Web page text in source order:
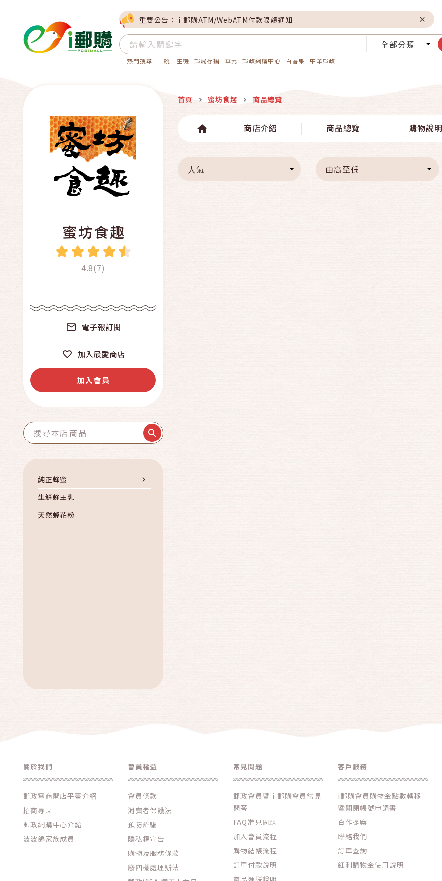
重要公告：ｉ郵購ATM/WebATM付款限額通知
全部分類
熱門搜尋 : 統一生機 郵局存摺 華元 郵政網購中心 百香果 中華郵政
蜜坊食趣
4.8(7)
電子報訂閱
加入最愛商店
加入會員
純正蜂蜜
生鮮蜂王乳
天然蜂花粉
首頁 蜜坊食趣 商品總覽
商店介紹 商品總覽 購物說明
人氣 由高至低
關於我們
郵政電商開店平臺介紹
招商專區
郵政網購中心介紹
波波鴿家族成員
會員權益
會員條款
消費者保護法
預防詐騙
隱私權宣告
購物及服務條款
廢四機處理辦法
常見問題
郵政會員暨ｉ郵購會員常見
問答
FAQ常見問題
加入會員流程
購物結帳流程
訂單付款說明
客戶服務
i郵購會員購物金點數轉移
暨關閉帳號申請書
合作提案
聯絡我們
訂單查詢
紅利購物金使用說明